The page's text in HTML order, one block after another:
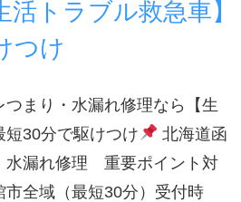
トラブル救急車】
つけ
まり・水漏れ修理なら【生
短30分で駆けつけ
北海道函
水漏れ修理 重要ポイント対
市全域（最短30分）受付時